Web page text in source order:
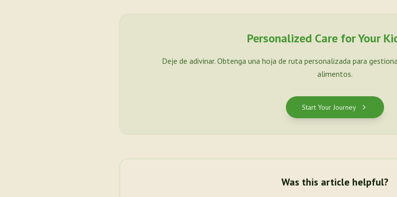
Personalized Care for Your
Deje de adivinar. Obtenga una hoja de ruta personalizada para
alimentos.
Start Your Journey
Was this article helpful?